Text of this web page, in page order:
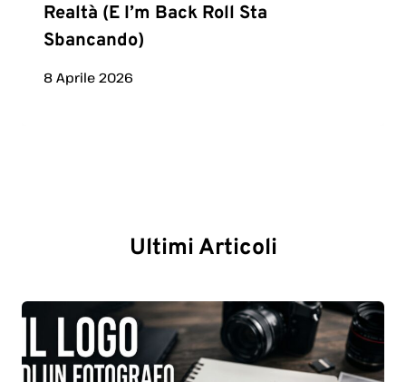
Realtà (e I’m Back Roll Sta
Sbancando)
8 Aprile 2026
Ultimi Articoli